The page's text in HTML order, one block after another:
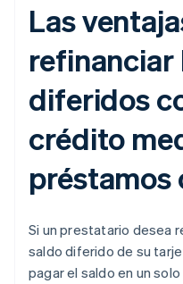
Las
refinanciar
diferidos
crédito
préstamos
Si un prestatario desea
saldo diferido de su
pagar el saldo en un